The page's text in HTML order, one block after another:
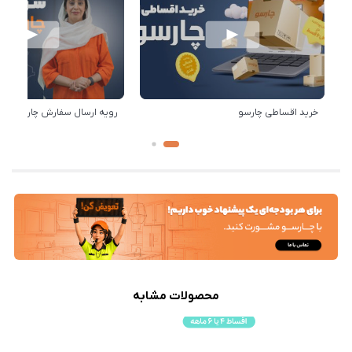
خرید اقساطی چارسو رویه ارسال سفارش چارسو
محصولات مشابه